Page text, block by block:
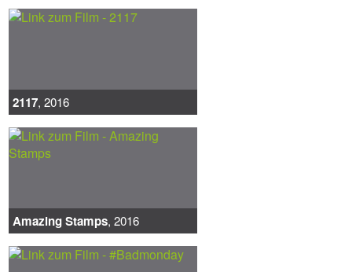
2117, 2016
Amazing Stamps, 2016